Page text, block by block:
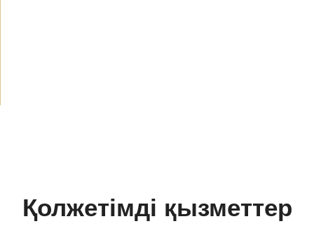
Қолжетімді қызметтер